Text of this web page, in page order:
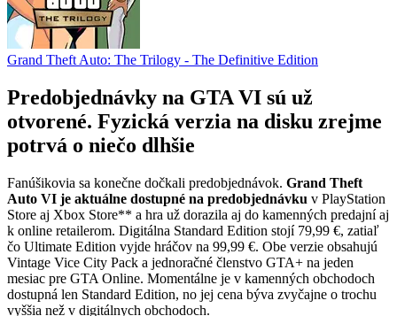
Grand Theft Auto: The Trilogy - The Definitive Edition
Predobjednávky na GTA VI sú už
otvorené. Fyzická verzia na disku zrejme
potrvá o niečo dlhšie
Fanúšikovia sa konečne dočkali predobjednávok. Grand Theft
Auto VI je aktuálne dostupné na predobjednávku v PlayStation
Store aj Xbox Store** a hra už dorazila aj do kamenných predajní aj
k online retailerom. Digitálna Standard Edition stojí 79,99 €, zatiaľ
čo Ultimate Edition vyjde hráčov na 99,99 €. Obe verzie obsahujú
Vintage Vice City Pack a jednoračné členstvo GTA+ na jeden
mesiac pre GTA Online. Momentálne je v kamenných obchodoch
dostupná len Standard Edition, no jej cena býva zvyčajne o trochu
vyššia než v digitálnych obchodoch.